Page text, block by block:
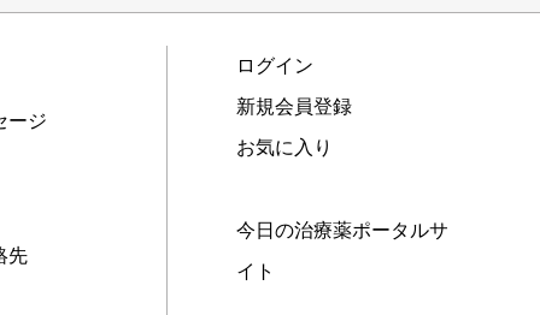
ージ
先
ログイン
新規会員登録
お気に入り
今日の治療薬ポータルサ
イト